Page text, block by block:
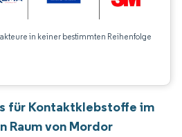
in keiner bestimmten Reihenfolge
für Kontaktklebstoffe im
Raum von Mordor